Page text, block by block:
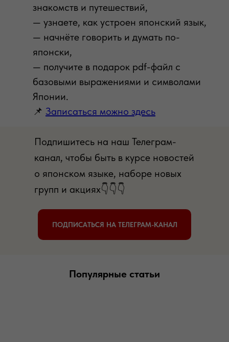
знакомств и путешествий,
— узнаете, как устроен японский язык,
— начнёте говорить и думать по-
японски,
— получите в подарок pdf-файл с
базовыми выражениями и символами
Японии.
📌 Записаться можно здесь
Подпишитесь на наш Телеграм-
канал, чтобы быть в курсе новостей
о японском языке, наборе новых
групп и акциях👇👇👇
ПОДПИСАТЬСЯ НА ТЕЛЕГРАМ-КАНАЛ
Популярные статьи